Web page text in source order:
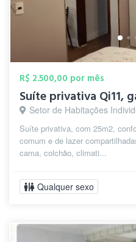
R$ 2.500,00 por mês
Suíte privativa Qi11,
Setor de Habitações
Suíte privativa, com 25m2,
comum e de lazer
cama, colchão, climati...
Qualquer sexo